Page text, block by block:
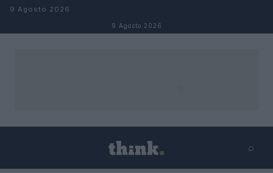
Salta al contenuto
9 Agosto 2026
9 Agosto 2026
⌕